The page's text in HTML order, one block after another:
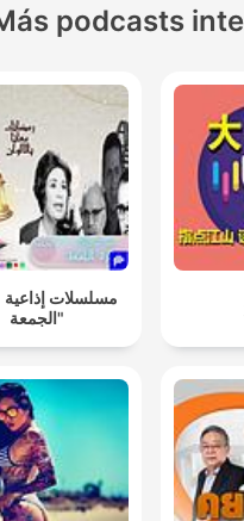
podcasts
مسلسلات
الجمعة"